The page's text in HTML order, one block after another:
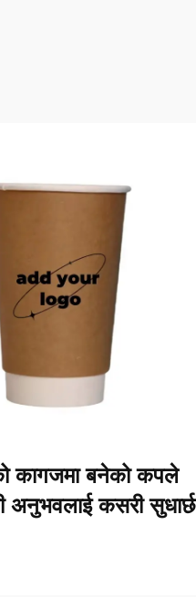
कागजमा बनेको कपले
अनुभवलाई कसरी सुधार्छ